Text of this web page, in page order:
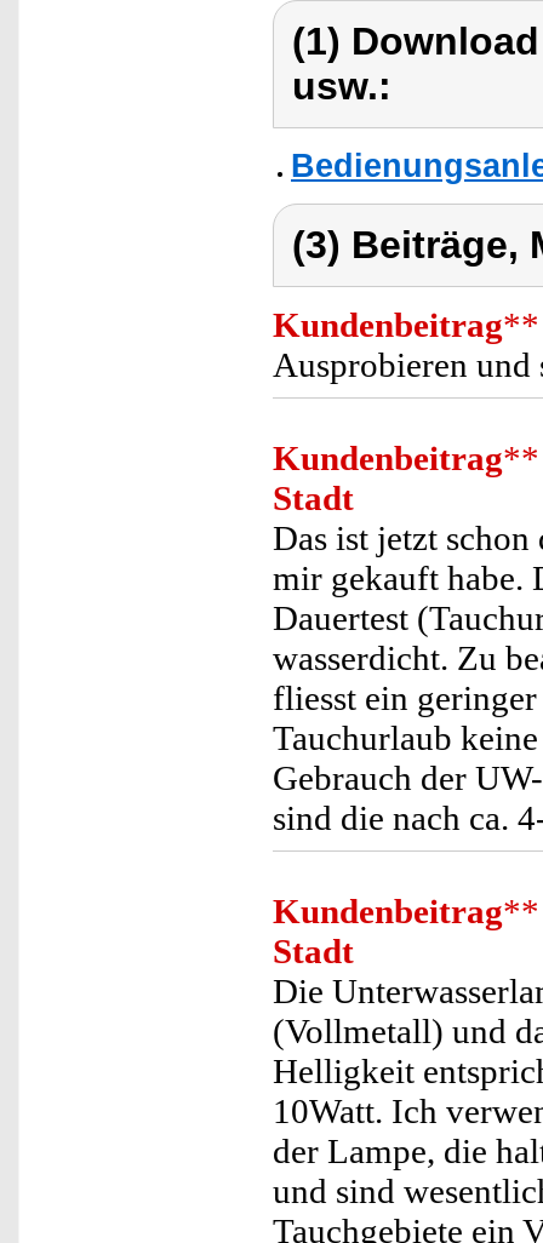
(1)
usw.:
(3) Beiträge,
Kundenbeitrag**
Ausprobieren und
Kundenbeitrag**
Stadt
Das ist jetzt
mir gekauft habe.
Dauertest
wasserdicht. Zu
fliesst ein
Tauchurlaub
Gebrauch der
sind die nach ca.
Kundenbeitrag**
Stadt
Die
(Vollmetall) und
Helligkeit
10Watt. Ich
der Lampe, die
und sind
Tauchgebiete ein